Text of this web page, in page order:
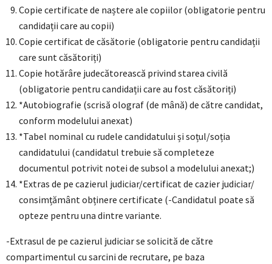
Copie certificate de naștere ale copiilor (obligatorie pentru
candidații care au copii)
Copie certificat de căsătorie (obligatorie pentru candidații
care sunt căsătoriți)
Copie hotărâre judecătorească privind starea civilă
(obligatorie pentru candidații care au fost căsătoriți)
*Autobiografie (scrisă olograf (de mână) de către candidat,
conform modelului anexat)
*Tabel nominal cu rudele candidatului și soțul/soția
candidatului (candidatul trebuie să completeze
documentul potrivit notei de subsol a modelului anexat;)
*Extras de pe cazierul judiciar/certificat de cazier judiciar/
consimțământ obținere certificate (-Candidatul poate să
opteze pentru una dintre variante.
-Extrasul de pe cazierul judiciar se solicită de către
compartimentul cu sarcini de recrutare, pe baza